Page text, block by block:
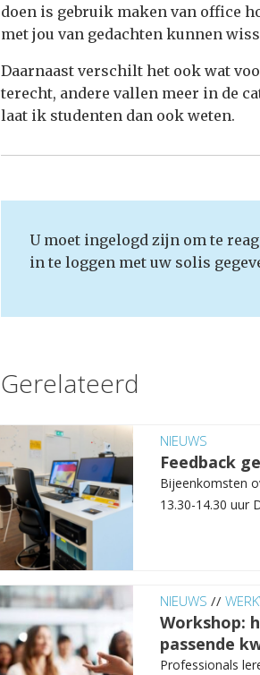
doen is gebruik maken van office
met jou van gedachten kunnen
Daarnaast verschilt het ook wat
terecht, andere vallen meer in de
laat ik studenten dan ook weten.
U moet ingelogd zijn om te
in te loggen met uw solis
Gerelateerd
NIEUWS
Feedback
Bijeenkomsten
13.30-14.30 uur
NIEUWS //
Workshop:
passende
Professionals